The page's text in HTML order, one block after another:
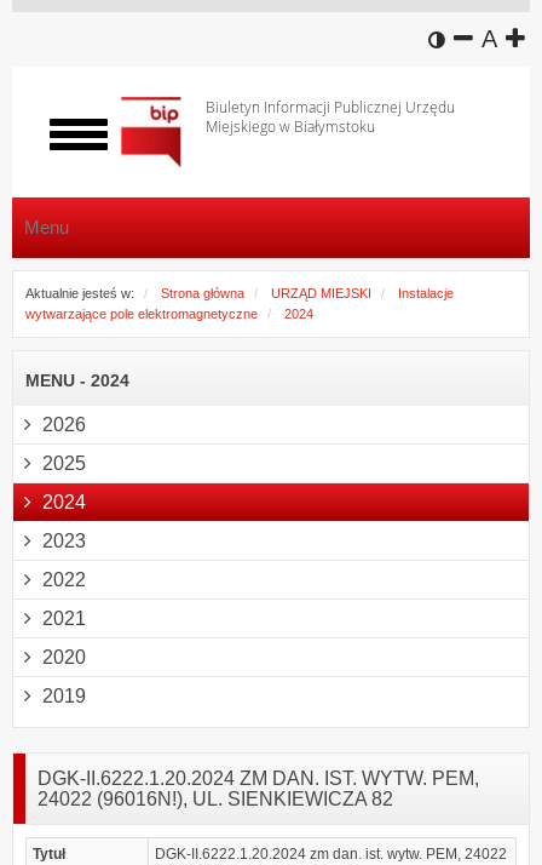
wersja
A
Biuletyn Informacji Publicznej Urzędu
Miejskiego w Białymstoku
Włącz
menu
Menu
Aktualnie jesteś w: Strona główna URZĄD MIEJSKI
Instalacje
wytwarzające pole elektromagnetyczne
2024
MENU - 2024
2026
2025
2024
2023
2022
2021
2020
2019
DGK-II.6222.1.20.2024 ZM DAN. IST. WYTW. PEM,
24022 (96016N!), UL. SIENKIEWICZA 82
Tytuł
DGK-II.6222.1.20.2024 zm dan. ist. wytw. PEM, 24022